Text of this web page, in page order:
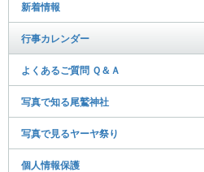
新着情報
行事カレンダー
よくあるご質問 Ｑ＆Ａ
写真で知る尾鷲神社
写真で見るヤーヤ祭り
個人情報保護